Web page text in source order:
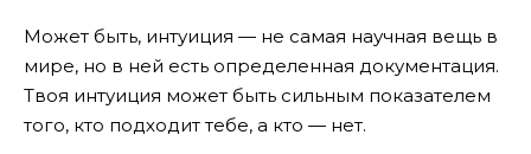
Может быть, интуиция — не самая научная вещь в
мире, но в ней есть определенная документация.
Твоя интуиция может быть сильным показателем
того, кто подходит тебе, а кто — нет.